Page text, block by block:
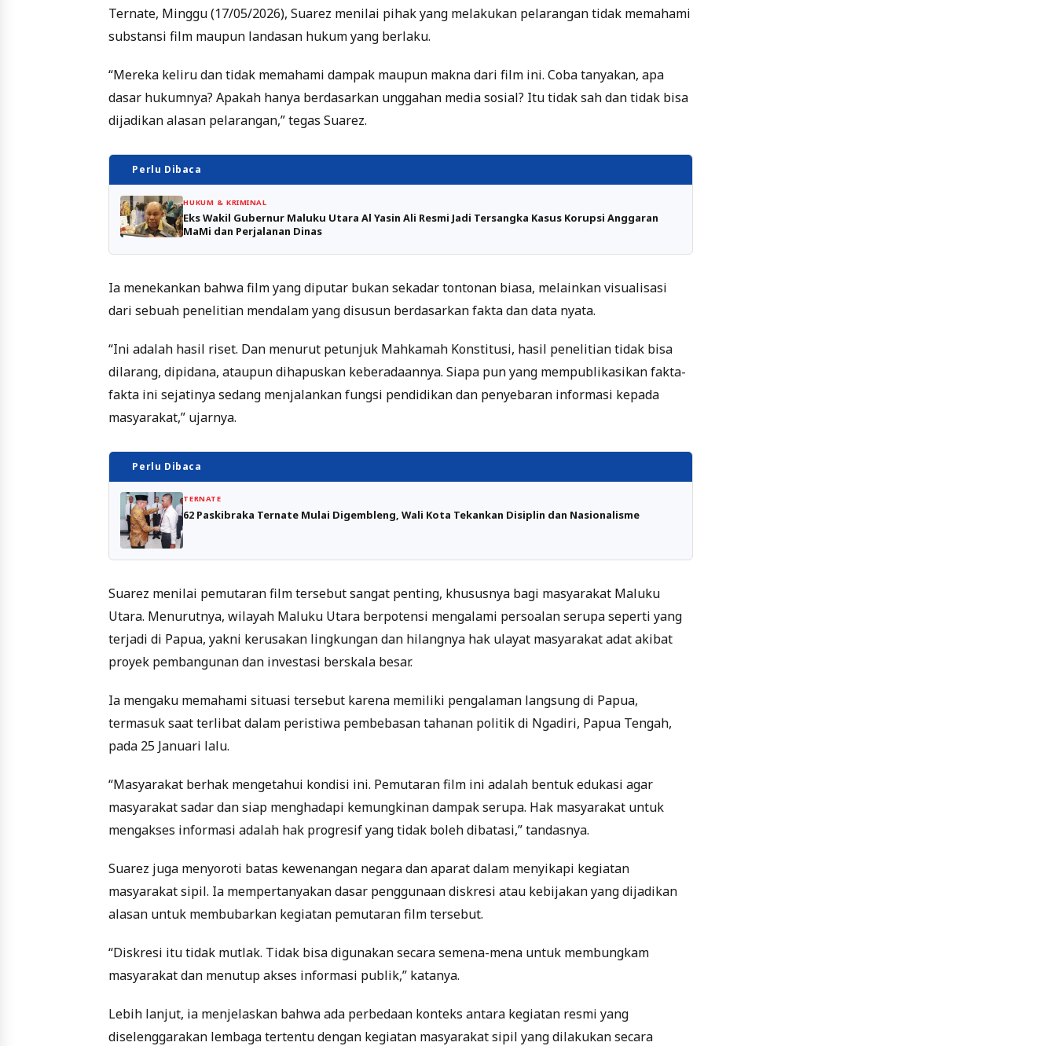
Ternate, Minggu (17/05/2026), Suarez menilai pihak yang melakukan pelarangan tidak memahami
substansi film maupun landasan hukum yang berlaku.
“Mereka keliru dan tidak memahami dampak maupun makna dari film ini. Coba tanyakan, apa
dasar hukumnya? Apakah hanya berdasarkan unggahan media sosial? Itu tidak sah dan tidak bisa
dijadikan alasan pelarangan,” tegas Suarez.
Perlu Dibaca
HUKUM & KRIMINAL
Eks Wakil Gubernur Maluku Utara Al Yasin Ali Resmi Jadi Tersangka Kasus Korupsi Anggaran
MaMi dan Perjalanan Dinas
Ia menekankan bahwa film yang diputar bukan sekadar tontonan biasa, melainkan visualisasi
dari sebuah penelitian mendalam yang disusun berdasarkan fakta dan data nyata.
“Ini adalah hasil riset. Dan menurut petunjuk Mahkamah Konstitusi, hasil penelitian tidak bisa
dilarang, dipidana, ataupun dihapuskan keberadaannya. Siapa pun yang mempublikasikan fakta-
fakta ini sejatinya sedang menjalankan fungsi pendidikan dan penyebaran informasi kepada
masyarakat,” ujarnya.
Perlu Dibaca
TERNATE
62 Paskibraka Ternate Mulai Digembleng, Wali Kota Tekankan Disiplin dan Nasionalisme
Suarez menilai pemutaran film tersebut sangat penting, khususnya bagi masyarakat Maluku
Utara. Menurutnya, wilayah Maluku Utara berpotensi mengalami persoalan serupa seperti yang
terjadi di Papua, yakni kerusakan lingkungan dan hilangnya hak ulayat masyarakat adat akibat
proyek pembangunan dan investasi berskala besar.
Ia mengaku memahami situasi tersebut karena memiliki pengalaman langsung di Papua,
termasuk saat terlibat dalam peristiwa pembebasan tahanan politik di Ngadiri, Papua Tengah,
pada 25 Januari lalu.
“Masyarakat berhak mengetahui kondisi ini. Pemutaran film ini adalah bentuk edukasi agar
masyarakat sadar dan siap menghadapi kemungkinan dampak serupa. Hak masyarakat untuk
mengakses informasi adalah hak progresif yang tidak boleh dibatasi,” tandasnya.
Suarez juga menyoroti batas kewenangan negara dan aparat dalam menyikapi kegiatan
masyarakat sipil. Ia mempertanyakan dasar penggunaan diskresi atau kebijakan yang dijadikan
alasan untuk membubarkan kegiatan pemutaran film tersebut.
“Diskresi itu tidak mutlak. Tidak bisa digunakan secara semena-mena untuk membungkam
masyarakat dan menutup akses informasi publik,” katanya.
Lebih lanjut, ia menjelaskan bahwa ada perbedaan konteks antara kegiatan resmi yang
diselenggarakan lembaga tertentu dengan kegiatan masyarakat sipil yang dilakukan secara